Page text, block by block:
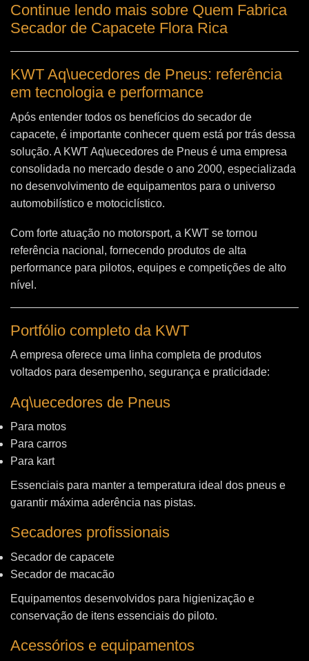
Continue lendo mais sobre Quem Fabrica
Secador de Capacete Flora Rica
KWT Aq\uecedores de Pneus: referência
em tecnologia e performance
Após entender todos os benefícios do secador de
capacete, é importante conhecer quem está por trás dessa
solução. A KWT Aq\uecedores de Pneus é uma empresa
consolidada no mercado desde o ano 2000, especializada
no desenvolvimento de equipamentos para o universo
automobilístico e motociclístico.
Com forte atuação no motorsport, a KWT se tornou
referência nacional, fornecendo produtos de alta
performance para pilotos, equipes e competições de alto
nível.
Portfólio completo da KWT
A empresa oferece uma linha completa de produtos
voltados para desempenho, segurança e praticidade:
Aq\uecedores de Pneus
Para motos
Para carros
Para kart
Essenciais para manter a temperatura ideal dos pneus e
garantir máxima aderência nas pistas.
Secadores profissionais
Secador de capacete
Secador de macacão
Equipamentos desenvolvidos para higienização e
conservação de itens essenciais do piloto.
Acessórios e equipamentos